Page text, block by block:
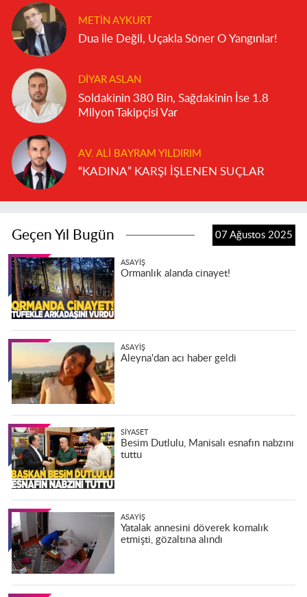
METIN AYKURT
Dua ile Değil, Uçakla Söner O Yangınlar!
DIYAR ASLAN
Soldakinin 380 Bin, Sağdakinin İse 1.8
Milyon Takipçisi Var
AV. ALI BAYRAM YILDIRIM
“KADINA” KARŞI İŞLENEN SUÇLAR
Geçen Yıl Bugün 07 Ağustos 2025
ASAYIŞ
Ormanlık alanda cinayet!
ASAYIŞ
Aleyna'dan acı haber geldi
SIYASET
Besim Dutlulu, Manisalı esnafın nabzını
tuttu
ASAYIŞ
Yatalak annesini döverek komalık
etmişti, gözaltına alındı